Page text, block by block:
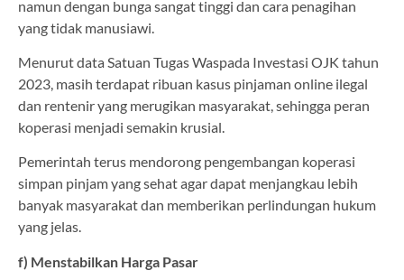
namun dengan bunga sangat tinggi dan cara penagihan
yang tidak manusiawi.
Menurut data Satuan Tugas Waspada Investasi OJK tahun
2023, masih terdapat ribuan kasus pinjaman online ilegal
dan rentenir yang merugikan masyarakat, sehingga peran
koperasi menjadi semakin krusial.
Pemerintah terus mendorong pengembangan koperasi
simpan pinjam yang sehat agar dapat menjangkau lebih
banyak masyarakat dan memberikan perlindungan hukum
yang jelas.
f) Menstabilkan Harga Pasar